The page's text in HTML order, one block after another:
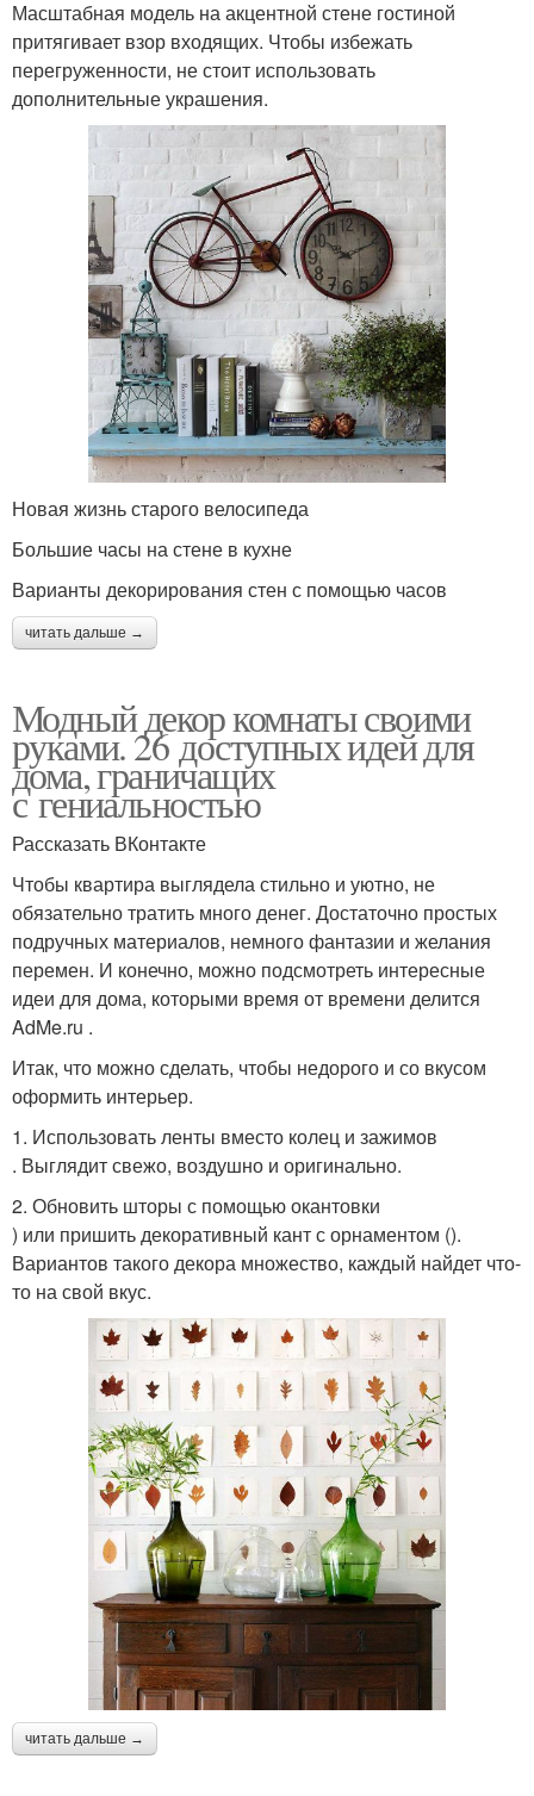
Масштабная модель на акцентной стене гостиной
притягивает взор входящих. Чтобы избежать
перегруженности, не стоит использовать
дополнительные украшения.
Новая жизнь старого велосипеда
Большие часы на стене в кухне
Варианты декорирования стен с помощью часов
читать дальше →
Модный декор комнаты своими
руками. 26 доступных идей для
дома, граничащих
с гениальностью
Рассказать ВКонтакте
Чтобы квартира выглядела стильно и уютно, не
обязательно тратить много денег. Достаточно простых
подручных материалов, немного фантазии и желания
перемен. И конечно, можно подсмотреть интересные
идеи для дома, которыми время от времени делится
AdMe.ru .
Итак, что можно сделать, чтобы недорого и со вкусом
оформить интерьер.
1. Использовать ленты вместо колец и зажимов
. Выглядит свежо, воздушно и оригинально.
2. Обновить шторы с помощью окантовки
) или пришить декоративный кант с орнаментом ().
Вариантов такого декора множество, каждый найдет что-
то на свой вкус.
читать дальше →